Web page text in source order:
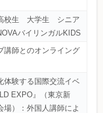
校生 大学生 シニア
バイリンガルKIDS
講師とのオンライング
体験する国際交流イベ
EXPO』（東京新
場）：外国人講師によ